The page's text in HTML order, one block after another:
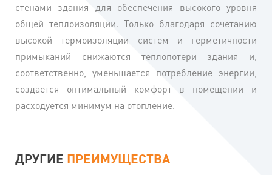
стенами здания для обеспечения высокого уровня
общей теплоизоляции. Только благодаря сочетанию
высокой термоизоляции систем и герметичности
примыканий снижаются теплопотери здания и,
соответственно, уменьшается потребление энергии,
создается оптимальный комфорт в помещении и
расходуется минимум на отопление.
ДРУГИЕ ПРЕИМУЩЕСТВА